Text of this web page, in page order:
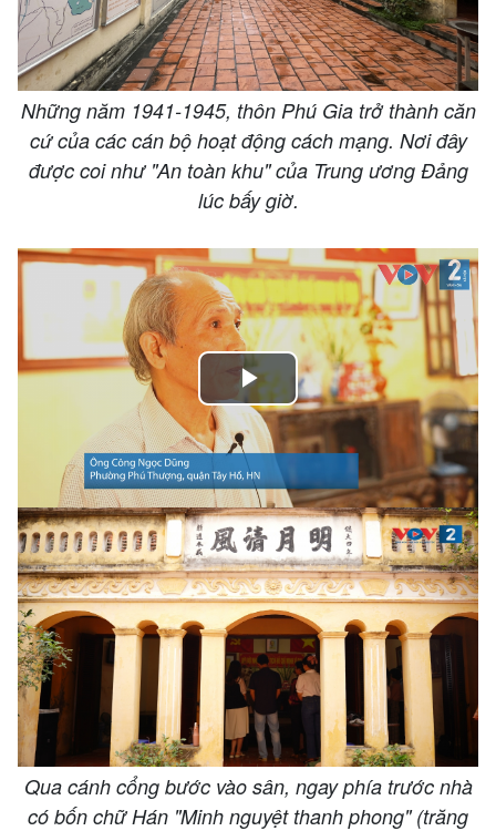
Những năm 1941-1945, thôn Phú Gia trở thành căn
cứ của các cán bộ hoạt động cách mạng. Nơi đây
được coi như "An toàn khu" của Trung ương Đảng
lúc bấy giờ.
Play
Video
Qua cánh cổng bước vào sân, ngay phía trước nhà
có bốn chữ Hán "Minh nguyệt thanh phong" (trăng